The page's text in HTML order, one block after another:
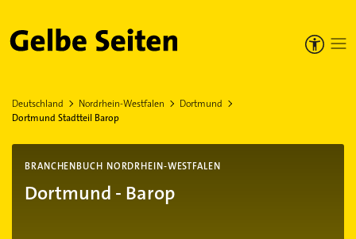
Gelbe Seiten
Deutschland Nordrhein-Westfalen
Dortmund
Dortmund Stadtteil Barop
BRANCHENBUCH NORDRHEIN-WESTFALEN
Dortmund - Barop